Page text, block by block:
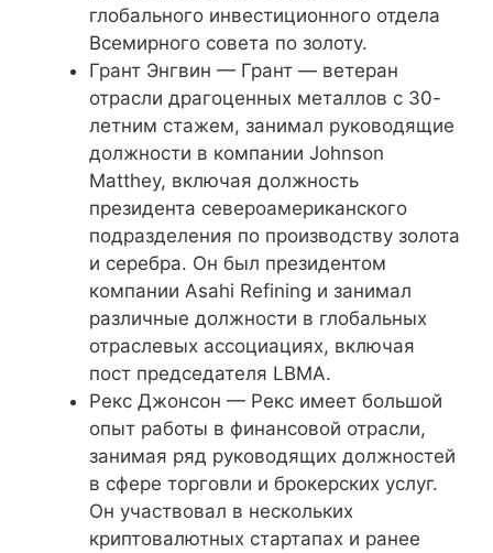
глобального инвестиционного отдела
Всемирного совета по золоту.
Грант Энгвин — Грант — ветеран
отрасли драгоценных металлов с 30-
летним стажем, занимал руководящие
должности в компании Johnson
Matthey, включая должность
президента североамериканского
подразделения по производству золота
и серебра. Он был президентом
компании Asahi Refining и занимал
различные должности в глобальных
отраслевых ассоциациях, включая
пост председателя LBMA.
Рекс Джонсон — Рекс имеет большой
опыт работы в финансовой отрасли,
занимая ряд руководящих должностей
в сфере торговли и брокерских услуг.
Он участвовал в нескольких
криптовалютных стартапах и ранее